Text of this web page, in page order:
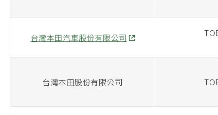
台灣本田汽車股份有限公司
台灣本田股份有限公司